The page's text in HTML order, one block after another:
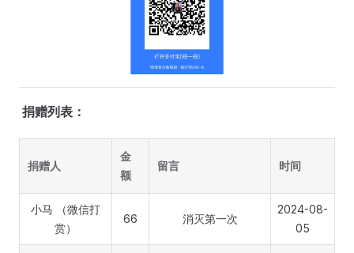
捐赠列表：
捐赠人
金
额
留言 时间
小马 （微信打
赏）
66 消灭第一次
2024-08-
05